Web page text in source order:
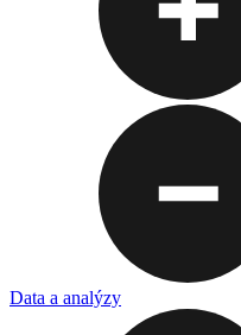
Data a analýzy